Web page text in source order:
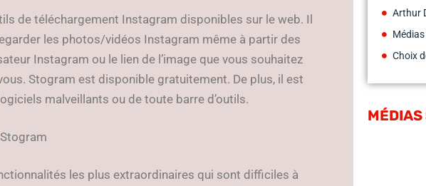
de téléchargement Instagram disponibles sur le web. Il
les photos/vidéos Instagram même à partir des
Instagram ou le lien de l’image que vous souhaitez
Stogram est disponible gratuitement. De plus, il est
malveillants ou de toute barre d’outils.
les plus extraordinaires qui sont difficiles à
Arthur
Choix